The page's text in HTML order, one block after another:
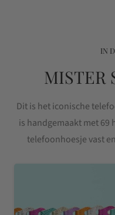
IN
MISTER
Dit is het iconische
is handgemaakt met 69
telefoonhoesje vast